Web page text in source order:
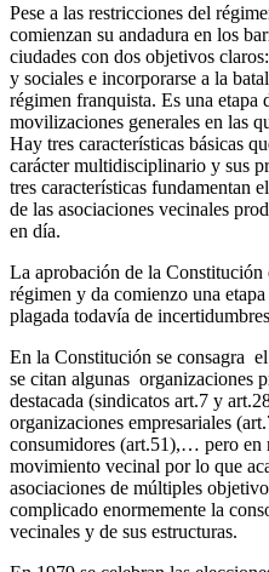
Pese a las restricciones del
comienzan su andadura en los
ciudades con dos objetivos
y sociales e incorporarse a la
régimen franquista. Es una etapa
movilizaciones generales en las
Hay tres características básicas
carácter multidisciplinario y sus
tres características fundamentan
de las asociaciones vecinales
en día.
La aprobación de la
régimen y da comienzo una
plagada todavía de
En la Constitución se consagra
se citan algunas organizaciones
destacada (sindicatos art.7 y
organizaciones empresariales
consumidores (art.51),… pero en
movimiento vecinal por lo que
asociaciones de múltiples
complicado enormemente la
vecinales y de sus estructuras.